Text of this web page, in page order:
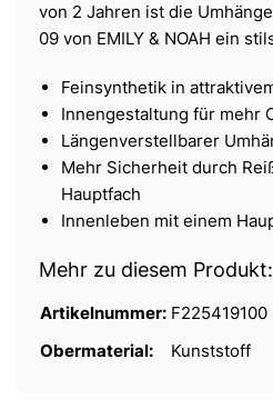
von 2 Jahren ist die
09 von EMILY & NOAH ein
Feinsynthetik in
Innengestaltung für mehr
Längenverstellbarer
Mehr Sicherheit durch
Hauptfach
Innenleben mit einem
Mehr zu diesem Produkt:
Artikelnummer: F225419100
Obermaterial:
Kunststoff